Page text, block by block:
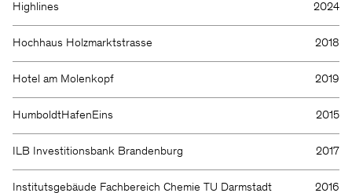
Highlines 2024
Hochhaus Holzmarktstrasse 2018
Hotel am Molenkopf 2019
HumboldtHafenEins 2015
ILB Investitionsbank Brandenburg 2017
Institutsgebäude Fachbereich Chemie TU Darmstadt 2016